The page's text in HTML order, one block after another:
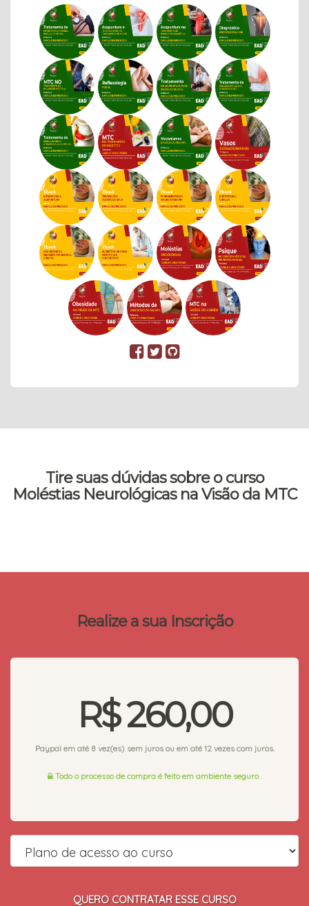
Tire suas dúvidas sobre o curso
Moléstias Neurológicas na Visão da MTC
Realize a sua Inscrição
R$ 260,00
Paypal em até 8 vez(es) sem juros ou em até 12 vezes com juros.
Todo o processo de compra é feito em ambiente seguro .
QUERO CONTRATAR ESSE CURSO